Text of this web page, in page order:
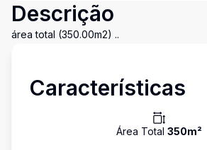
Descrição
área total (350.00m2) ..
Características
Área Total 350m²